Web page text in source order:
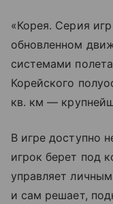
«Корея. Серия
обновленном
системами
Корейского
кв. км —
В игре доступно
игрок берет под
управляет
и сам решает,